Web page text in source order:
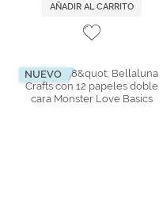
AÑADIR AL CARRITO
NUEVO